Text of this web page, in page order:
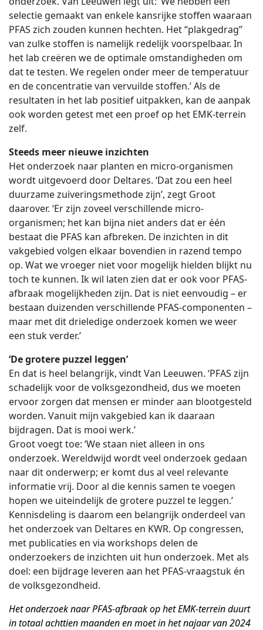
selectie gemaakt van enkele kansrijke stoffen waaraan
PFAS zich zouden kunnen hechten. Het “plakgedrag”
van zulke stoffen is namelijk redelijk voorspelbaar. In
het lab creëren we de optimale omstandigheden om
dat te testen. We regelen onder meer de temperatuur
en de concentratie van vervuilde stoffen.’ Als de
resultaten in het lab positief uitpakken, kan de aanpak
ook worden getest met een proef op het EMK-terrein
zelf.
Steeds meer nieuwe inzichten
Het onderzoek naar planten en micro-organismen
wordt uitgevoerd door Deltares. ‘Dat zou een heel
duurzame zuiveringsmethode zijn’, zegt Groot
daarover. ‘Er zijn zoveel verschillende micro-
organismen; het kan bijna niet anders dat er één
bestaat die PFAS kan afbreken. De inzichten in dit
vakgebied volgen elkaar bovendien in razend tempo
op. Wat we vroeger niet voor mogelijk hielden blijkt nu
toch te kunnen. Ik wil laten zien dat er ook voor PFAS-
afbraak mogelijkheden zijn. Dat is niet eenvoudig – er
bestaan duizenden verschillende PFAS-componenten –
maar met dit drieledige onderzoek komen we weer
een stuk verder.’
‘De grotere puzzel leggen’
En dat is heel belangrijk, vindt Van Leeuwen. ‘PFAS zijn
schadelijk voor de volksgezondheid, dus we moeten
ervoor zorgen dat mensen er minder aan blootgesteld
worden. Vanuit mijn vakgebied kan ik daaraan
bijdragen. Dat is mooi werk.’
Groot voegt toe: ‘We staan niet alleen in ons
onderzoek. Wereldwijd wordt veel onderzoek gedaan
naar dit onderwerp; er komt dus al veel relevante
informatie vrij. Door al die kennis samen te voegen
hopen we uiteindelijk de grotere puzzel te leggen.’
Kennisdeling is daarom een belangrijk onderdeel van
het onderzoek van Deltares en KWR. Op congressen,
met publicaties en via workshops delen de
onderzoekers de inzichten uit hun onderzoek. Met als
doel: een bijdrage leveren aan het PFAS-vraagstuk én
de volksgezondheid.
Het onderzoek naar PFAS-afbraak op het EMK-terrein duurt
in totaal achttien maanden en moet in het najaar van 2024